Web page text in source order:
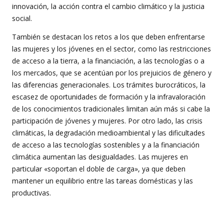
innovación, la acción contra el cambio climático y la justicia
social.
También se destacan los retos a los que deben enfrentarse
las mujeres y los jóvenes en el sector, como las restricciones
de acceso a la tierra, a la financiación, a las tecnologías o a
los mercados, que se acentúan por los prejuicios de género y
las diferencias generacionales. Los trámites burocráticos, la
escasez de oportunidades de formación y la infravaloración
de los conocimientos tradicionales limitan aún más si cabe la
participación de jóvenes y mujeres. Por otro lado, las crisis
climáticas, la degradación medioambiental y las dificultades
de acceso a las tecnologías sostenibles y a la financiación
climática aumentan las desigualdades. Las mujeres en
particular «soportan el doble de carga», ya que deben
mantener un equilibrio entre las tareas domésticas y las
productivas.